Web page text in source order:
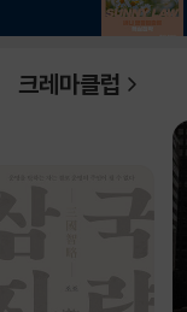
크레마클럽